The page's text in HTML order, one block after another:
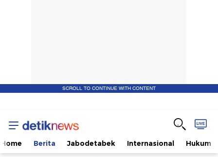
SCROLL TO CONTINUE WITH CONTENT
Home Berita Jabodetabek Internasional Hukum